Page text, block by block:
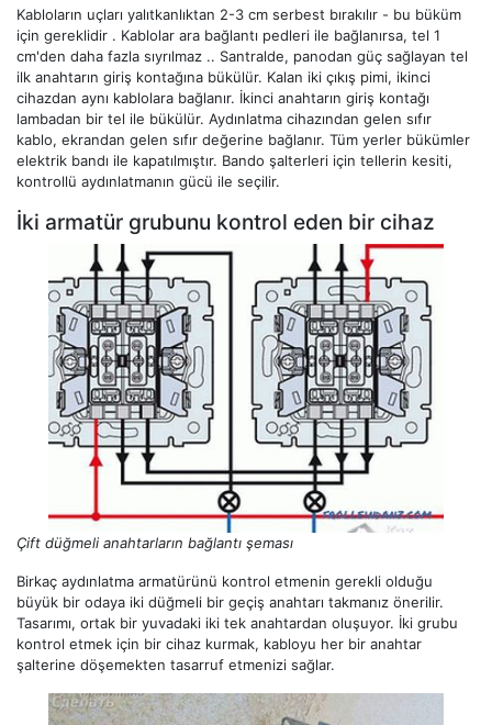
Kabloların uçları yalıtkanlıktan 2-3 cm serbest bırakılır - bu büküm
için gereklidir . Kablolar ara bağlantı pedleri ile bağlanırsa, tel 1
cm'den daha fazla sıyrılmaz .. Santralde, panodan güç sağlayan tel
ilk anahtarın giriş kontağına bükülür. Kalan iki çıkış pimi, ikinci
cihazdan aynı kablolara bağlanır. İkinci anahtarın giriş kontağı
lambadan bir tel ile bükülür. Aydınlatma cihazından gelen sıfır
kablo, ekrandan gelen sıfır değerine bağlanır. Tüm yerler bükümler
elektrik bandı ile kapatılmıştır. Bando şalterleri için tellerin kesiti,
kontrollü aydınlatmanın gücü ile seçilir.
İki armatür grubunu kontrol eden bir cihaz
Çift düğmeli anahtarların bağlantı şeması
Birkaç aydınlatma armatürünü kontrol etmenin gerekli olduğu
büyük bir odaya iki düğmeli bir geçiş anahtarı takmanız önerilir.
Tasarımı, ortak bir yuvadaki iki tek anahtardan oluşuyor. İki grubu
kontrol etmek için bir cihaz kurmak, kabloyu her bir anahtar
şalterine döşemekten tasarruf etmenizi sağlar.